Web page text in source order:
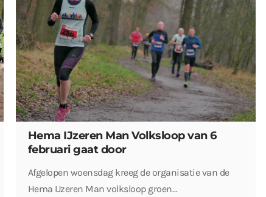
Hema IJzeren Man Volksloop van 6
februari gaat door
Afgelopen woensdag kreeg de organisatie van de
Hema IJzeren Man volksloop groen…